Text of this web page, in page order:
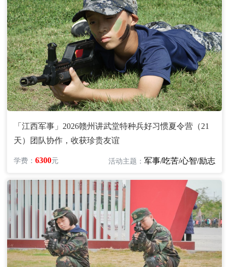
「江西军事」2026赣州讲武堂特种兵好习惯夏令营（21
天）团队协作，收获珍贵友谊
学费：6300元 活动主题： 军事/吃苦/心智/励志